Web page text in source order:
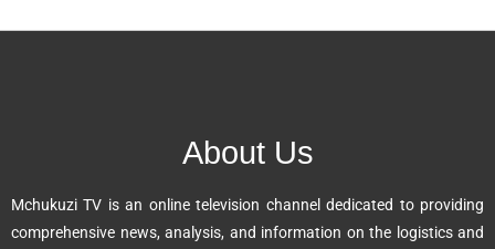
i
v
About Us
Mchukuzi TV is an online television channel dedicated to providing
comprehensive news, analysis, and information on the logistics and